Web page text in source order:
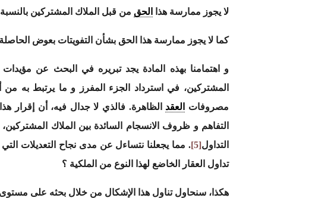
لا يجوز ممارسة هذا الحق من قبل الملاك المشتركين
كما لا يجوز ممارسة هذا الحق بشأن التفويتات بعوض
و اهتمامنا بهذه المادة يجد تبريره في البحث عن مؤيدات
المشتركين، في استرداد الجزء المفرز و ما يرتبط به
مصروفات
العقد
التفاهم و ظروف الانسجام السائدة بين الملاك
التداول[5]
تداول العقار الخاضع لهذا النوع من الملكية ؟
هكذا، سنحاول تناول هذا الإشكال من خلال بحثه على